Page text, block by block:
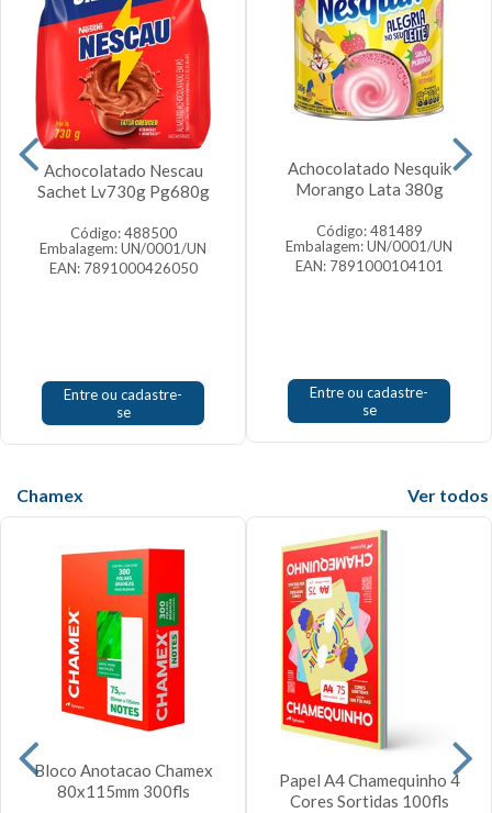
Achocolatado Nescau
Sachet Lv730g Pg680g
Código: 488500
Embalagem: UN/0001/UN
EAN: 7891000426050
Entre ou cadastre-
se
Achocolatado Nesquik
Morango Lata 380g
Código: 481489
Embalagem: UN/0001/UN
EAN: 7891000104101
Entre ou cadastre-
se
Chamex
Bloco Anotacao Chamex
80x115mm 300fls
Papel A4 Chamequinho 4
Cores Sortidas 100fls